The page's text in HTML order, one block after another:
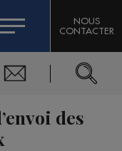
SKIABLES
BLANC
NOUS
CONTACTER
des